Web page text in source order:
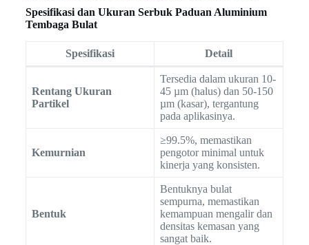
Spesifikasi dan Ukuran Serbuk Paduan Aluminium
Tembaga Bulat
Spesifikasi Detail
Rentang Ukuran
Partikel
Tersedia dalam ukuran 10-
45 µm (halus) dan 50-150
µm (kasar), tergantung
pada aplikasinya.
Kemurnian
≥99.5%, memastikan
pengotor minimal untuk
kinerja yang konsisten.
Bentuk
Bentuknya bulat
sempurna, memastikan
kemampuan mengalir dan
densitas kemasan yang
sangat baik.